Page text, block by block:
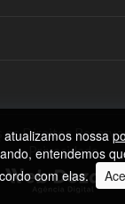
os Direitos
Privacidade
nossa
entendemos
com elas.